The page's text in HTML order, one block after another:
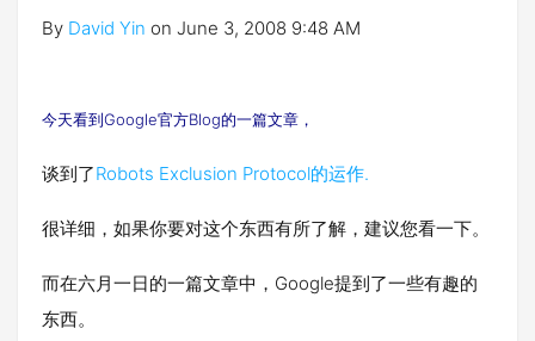
By David Yin on June 3, 2008 9:48 AM
今天看到Google官方Blog的一篇文章，
谈到了Robots Exclusion Protocol的运作.
很详细，如果你要对这个东西有所了解，建议您看一下。
而在六月一日的一篇文章中，Google提到了一些有趣的
东西。